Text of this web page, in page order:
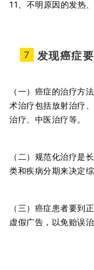
11、不明原因的发热
7 发现癌症
（一）癌症的治疗方
术治疗包括放射治疗
治疗、中医治疗等。
（二）规范化治疗是
类和疾病分期来决定
（三）癌症患者要到
虚假广告，以免贻误治